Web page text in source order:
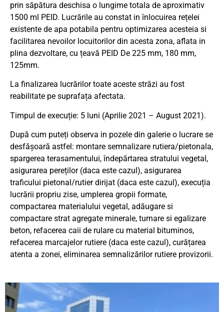
prin săpătura deschisa o lungime totala de aproximativ
1500 ml PEID. Lucrările au constat in înlocuirea rețelei
existente de apa potabila pentru optimizarea acesteia si
facilitarea nevoilor locuitorilor din acesta zona, aflata in
plina dezvoltare, cu țeavă PEID De 225 mm, 180 mm,
125mm.
La finalizarea lucrărilor toate aceste străzi au fost
reabilitate pe suprafața afectata.
Timpul de execuție: 5 luni (Aprilie 2021 – August 2021).
După cum puteți observa in pozele din galerie o lucrare se
desfășoară astfel: montare semnalizare rutiera/pietonala,
spargerea terasamentului, îndepărtarea stratului vegetal,
asigurarea pereților (daca este cazul), asigurarea
traficului pietonal/rutier dirijat (daca este cazul), execuția
lucrării propriu zise, umplerea gropii formate,
compactarea materialului vegetal, adăugare si
compactare strat agregate minerale, turnare si egalizare
beton, refacerea caii de rulare cu material bituminos,
refacerea marcajelor rutiere (daca este cazul), curățarea
atenta a zonei, eliminarea semnalizărilor rutiere provizorii.